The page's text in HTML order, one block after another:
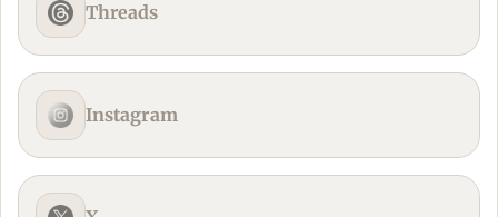
Threads
Instagram